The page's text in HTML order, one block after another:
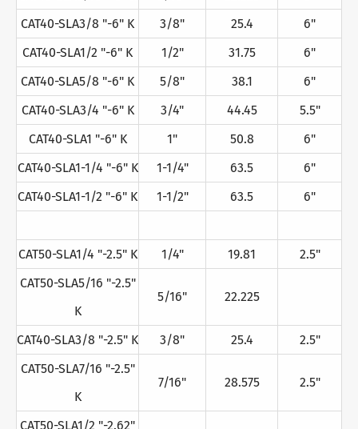
CAT40-SLA3/8 "-6" K
3/8" 25.4
6"
CAT40-SLA1/2 "-6" K
1/2" 31.75
6"
CAT40-SLA5/8 "-6" K
5/8" 38.1
6"
CAT40-SLA3/4 "-6" K
3/4" 44.45
5.5"
CAT40-SLA1 "-6" K
1" 50.8
6"
CAT40-SLA1-1/4 "-6" K
1-1/4" 63.5
6"
CAT40-SLA1-1/2 "-6" K
1-1/2" 63.5 6"
CAT50-SLA1/4 "-2.5" K 1/4" 19.81
2.5"
CAT50-SLA5/16 "-2.5"
K
5/16" 22.225
CAT40-SLA3/8 "-2.5" K 3/8" 25.4
2.5"
CAT50-SLA7/16 "-2.5"
K
7/16" 28.575 2.5"
CAT50-SLA1/2 "-2.62"